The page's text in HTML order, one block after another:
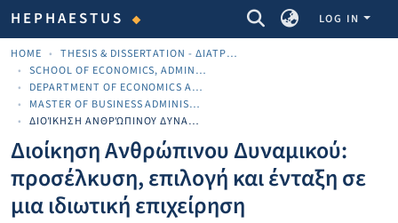
HEPHAESTUS COMMUNITIES & COLLECTIONS
LOG IN
HOME
THESIS & DISSERTATION - ΔΙΑΤΡΙΒΈΣ & ΔΙΔΑΚΤΟΡΙΚΈΣ
SCHOOL OF ECONOMICS, ADMINISTRATION AND COMPUTER SCIENCE
DEPARTMENT OF ECONOMICS AND BUSINESS
MASTER OF BUSINESS ADMINISTRATION (ΜΒΑ)
ΔΙΟΊΚΗΣΗ ΑΝΘΡΏΠΙΝΟΥ ΔΥΝΑΜΙΚΟΎ: ΠΡΟΣΈΛΚΥΣΗ, ΕΠΙΛΟΓΉ ΚΑΙ ΈΝΤΑΞΗ ΣΕ ΜΙΑ ΙΔΙΩΤΙΚΉ ΕΠΙΧΕΊΡΗΣΗ
Διοίκηση Ανθρώπινου Δυναμικού:
προσέλκυση, επιλογή και ένταξη σε
μια ιδιωτική επιχείρηση